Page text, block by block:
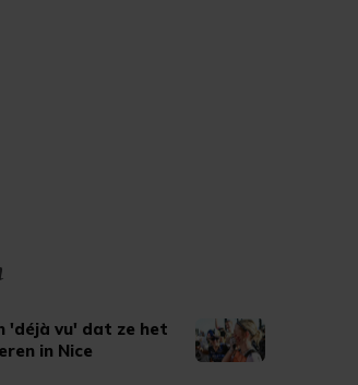
'déjà vu' dat ze het
in Nice